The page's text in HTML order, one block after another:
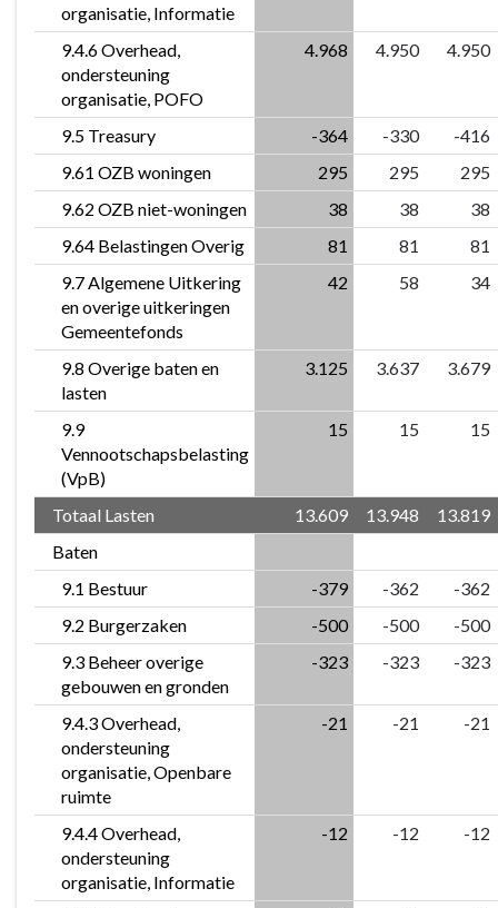
organisatie, Informatie
9.4.6 Overhead,
ondersteuning
organisatie, POFO
4.968 4.950 4.950
9.5 Treasury -364 -330
-416
9.61 OZB woningen
295 295
295
9.62 OZB niet-woningen
38 38
38
9.64 Belastingen Overig
81 81
81
9.7 Algemene Uitkering
en overige uitkeringen
Gemeentefonds
42 58 34
9.8 Overige baten en
lasten
3.125 3.637 3.679
9.9
Vennootschapsbelasting
(VpB)
15 15 15
Totaal Lasten 13.609 13.948
13.819
Baten
9.1 Bestuur
-379 -362
-362
9.2 Burgerzaken
-500 -500
-500
9.3 Beheer overige
gebouwen en gronden
-323 -323 -323
9.4.3 Overhead,
ondersteuning
organisatie, Openbare
ruimte
-21 -21 -21
9.4.4 Overhead,
ondersteuning
organisatie, Informatie
-12 -12 -12